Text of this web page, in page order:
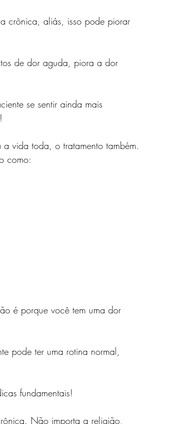
crônica, aliás, isso pode piorar
de dor aguda, piora a dor
se sentir ainda mais
vida toda, o tratamento também.
como:
é porque você tem uma dor
pode ter uma rotina normal,
fundamentais!
Não importa a religião,